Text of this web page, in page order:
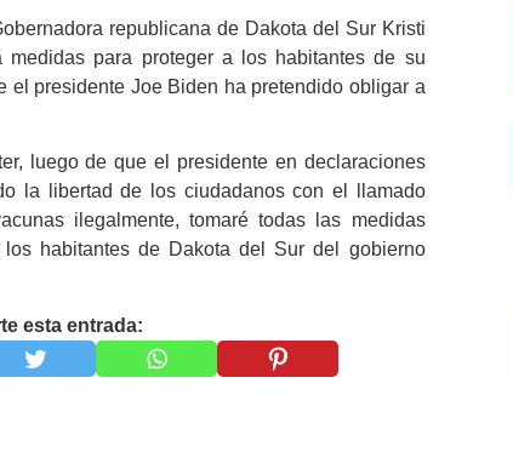
republicana de Dakota del Sur Kristi
medidas para proteger a los habitantes de su
el presidente Joe Biden ha pretendido obligar a
luego de que el presidente en declaraciones
la libertad de los ciudadanos con el llamado
ilegalmente, tomaré todas las medidas
habitantes de Dakota del Sur del gobierno
esta entrada: